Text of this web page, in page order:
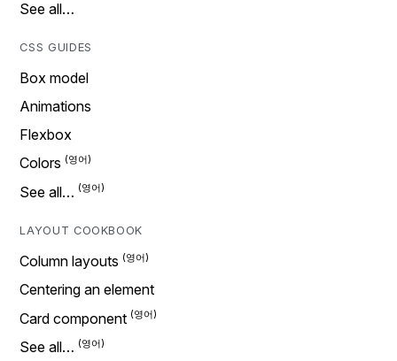
See all…
CSS GUIDES
Box model
Animations
Flexbox
Colors
See all…
LAYOUT COOKBOOK
Column layouts
Centering an element
Card component
See all…